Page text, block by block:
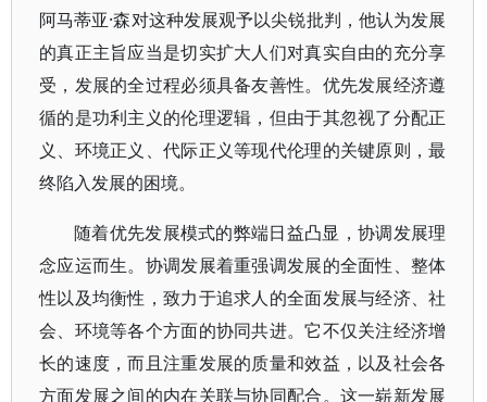
阿马蒂亚·森对这种发展观予以尖锐批判，他认为发展
的真正主旨应当是切实扩大人们对真实自由的充分享
受，发展的全过程必须具备友善性。优先发展经济遵
循的是功利主义的伦理逻辑，但由于其忽视了分配正
义、环境正义、代际正义等现代伦理的关键原则，最
终陷入发展的困境。
随着优先发展模式的弊端日益凸显，协调发展理
念应运而生。协调发展着重强调发展的全面性、整体
性以及均衡性，致力于追求人的全面发展与经济、社
会、环境等各个方面的协同共进。它不仅关注经济增
长的速度，而且注重发展的质量和效益，以及社会各
方面发展之间的内在关联与协同配合。这一崭新发展